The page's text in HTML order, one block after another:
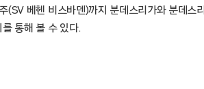
(SV 베헨 비스바덴)까지 분데스리가와 분데스
통해 볼 수 있다.